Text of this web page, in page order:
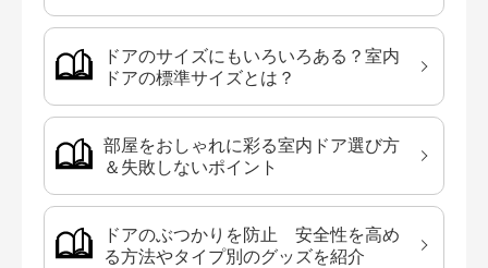
ドアのサイズにもいろいろある？室内
ドアの標準サイズとは？
部屋をおしゃれに彩る室内ドア選び方
＆失敗しないポイント
ドアのぶつかりを防止 安全性を高め
る方法やタイプ別のグッズを紹介